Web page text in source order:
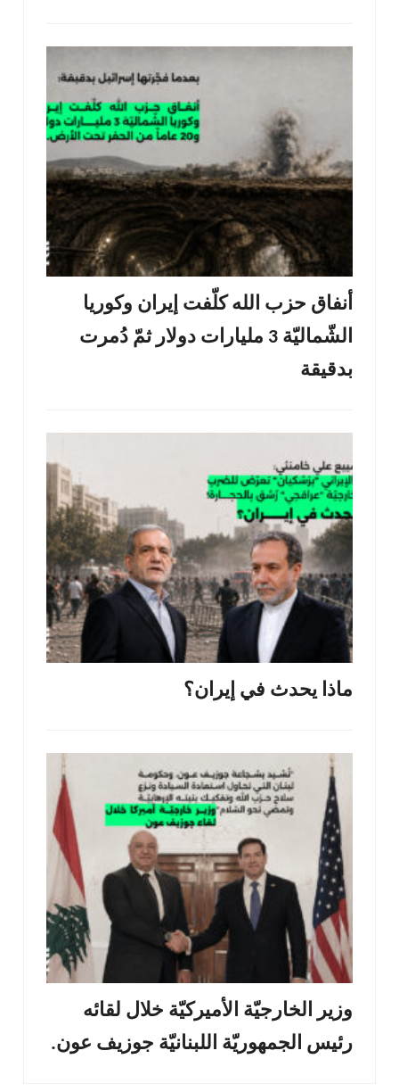
أنفاق حزب الله كلّفت إيران وكوريا
الشّماليّة 3 مليارات دولار ثمّ دُمرت
بدقيقة
ماذا يحدث في إيران؟
وزير الخارجيّة الأميركيّة خلال لقائه
رئيس الجمهوريّة اللبنانيّة جوزيف عون.